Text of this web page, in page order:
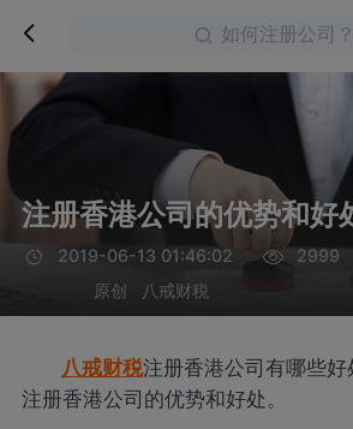
如何注册公司？
注册香港公司的优势和好
2019-06-13 01:46:02
2999
原创
八戒财税
八戒财税注册香港公司有哪些
注册香港公司的优势和好处。